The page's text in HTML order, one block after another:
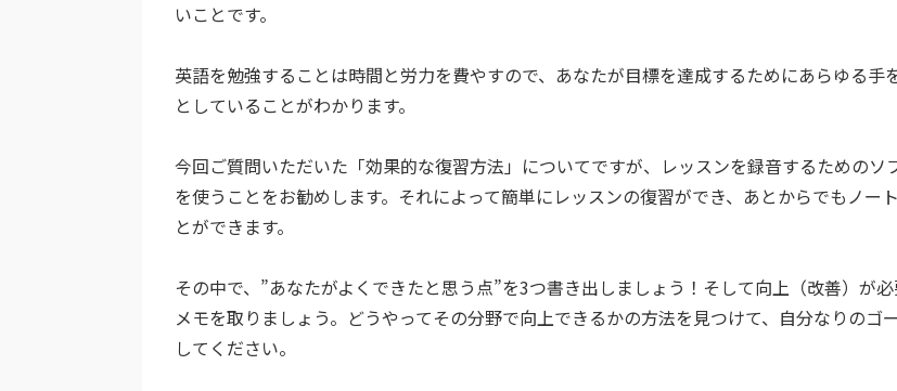
いことです。
英語を勉強することは時間と労力を費やすので、あなたが目標を達成するためにあらゆる手
としていることがわかります。
今回ご質問いただいた「効果的な復習方法」についてですが、レッスンを録音するためのソ
を使うことをお勧めします。それによって簡単にレッスンの復習ができ、あとからでもノー
とができます。
その中で、”あなたがよくできたと思う点”を3つ書き出しましょう！そして向上（改善）が
メモを取りましょう。どうやってその分野で向上できるかの方法を見つけて、自分なりのゴ
してください。